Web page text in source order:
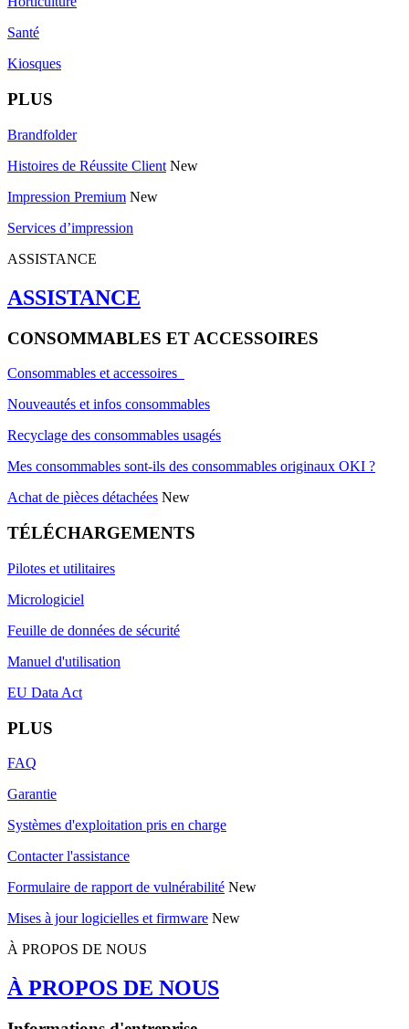
Santé
Kiosques
PLUS
Brandfolder
Histoires de Réussite Client New
Impression Premium New
Services d’impression
ASSISTANCE
ASSISTANCE
CONSOMMABLES ET ACCESSOIRES
Consommables et accessoires
Nouveautés et infos consommables
Recyclage des consommables usagés
Mes consommables sont-ils des consommables originaux OKI ?
Achat de pièces détachées New
TÉLÉCHARGEMENTS
Pilotes et utilitaires
Micrologiciel
Feuille de données de sécurité
Manuel d'utilisation
EU Data Act
PLUS
FAQ
Garantie
Systèmes d'exploitation pris en charge
Contacter l'assistance
Formulaire de rapport de vulnérabilité New
Mises à jour logicielles et firmware New
À PROPOS DE NOUS
À PROPOS DE NOUS